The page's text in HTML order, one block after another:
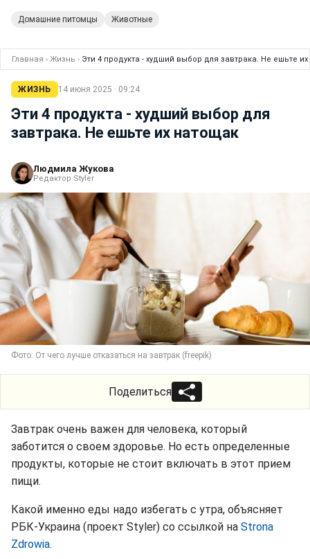
Домашние питомцы Животные
Главная › Жизнь › Эти 4 продукта - худший выбор для завтрака. Не ешьте
ЖИЗНЬ 14 июня 2025 · 09:24
Эти 4 продукта - худший выбор для
завтрака. Не ешьте их натощак
Людмила Жукова
Редактор Styler
Фото: От чего лучше отказаться на завтрак (freepik)
Поделиться
Завтрак очень важен для человека, который
заботится о своем здоровье. Но есть определенные
продукты, которые не стоит включать в этот прием
пищи.
Какой именно еды надо избегать с утра, объясняет
РБК-Украина (проект Styler) со ссылкой на Strona
Zdrowia.